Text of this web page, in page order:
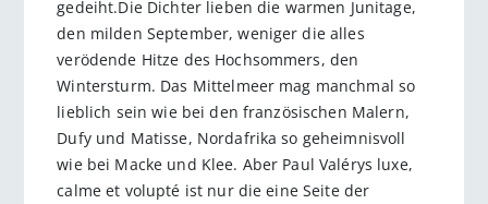
gedeiht.Die Dichter lieben die warmen Junitage,
den milden September, weniger die alles
verödende Hitze des Hochsommers, den
Wintersturm. Das Mittelmeer mag manchmal so
lieblich sein wie bei den französischen Malern,
Dufy und Matisse, Nordafrika so geheimnisvoll
wie bei Macke und Klee. Aber Paul Valérys luxe,
calme et volupté ist nur die eine Seite der